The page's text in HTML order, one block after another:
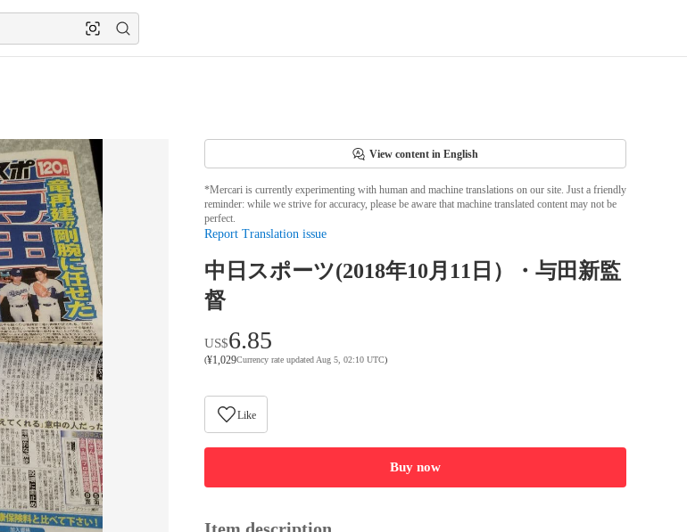
View content in English
*Mercari is currently experimenting with human and machine translations on our site. Just a friendly
reminder: while we strive for accuracy, please be aware that machine translated content may not be
perfect.
Report Translation issue
中日スポーツ(2018年10月11日）・与田新監
督
US$6.85
(¥1,029Currency rate updated Aug 5, 02:10 UTC)
Like
Buy now